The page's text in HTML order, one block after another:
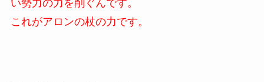
い勢力の力を削ぐんです。
これがアロンの杖の力です。